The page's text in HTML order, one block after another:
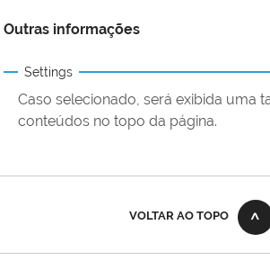
Outras informações
Settings
Caso selecionado, será exibida uma
conteúdos no topo da página.
VOLTAR AO TOPO